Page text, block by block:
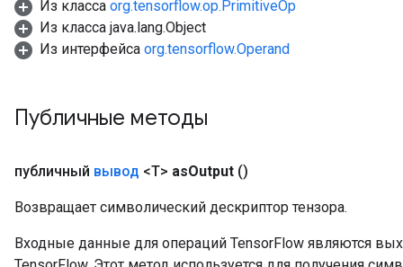
Из класса org.tensorflow.op.PrimitiveOp
Из класса java.lang.Object
Из интерфейса org.tensorflow.Operand
Публичные методы
публичный вывод <T> asOutput ()
Возвращает символический дескриптор тензора.
Входные данные для операций TensorFlow являются